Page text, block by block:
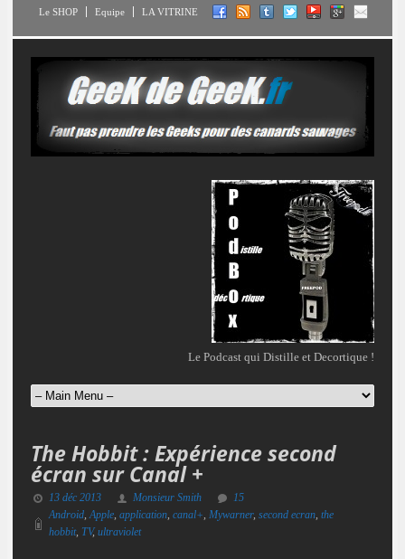
Le SHOP Equipe LA VITRINE
Le Podcast qui Distille et Decortique !
The Hobbit : Expérience second
écran sur Canal +
13 déc 2013 Monsieur Smith
15
Android,Apple, application, canal+, Mywarner, second ecran, the
hobbit, TV,ultraviolet